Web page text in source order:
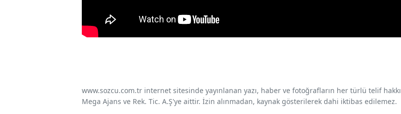
www.sozcu.com.tr internet sitesinde yayınlanan yazı, haber ve fotoğrafların her türlü telif hakkı
Mega Ajans ve Rek. Tic. A.Ş'ye aittir. İzin alınmadan, kaynak gösterilerek dahi iktibas edilemez.